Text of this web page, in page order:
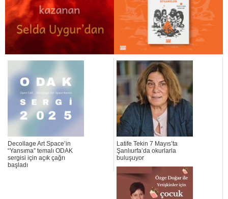
Decollage Art Space’in
“Yansıma” temalı ODAK
sergisi için açık çağrı
başladı
Latife Tekin 7 Mayıs’ta
Şanlıurfa’da okurlarla
buluşuyor